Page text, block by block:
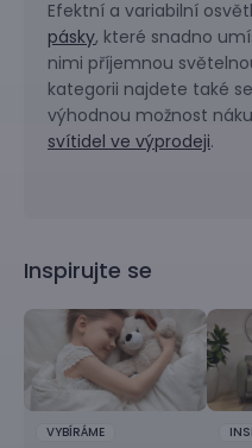
Efektní a variabilní
pásky, které snadno
nimi příjemnou
kategorii najdete také
výhodnou možnost
svítidel ve výprodeji.
Inspirujte se
VYBÍRÁME